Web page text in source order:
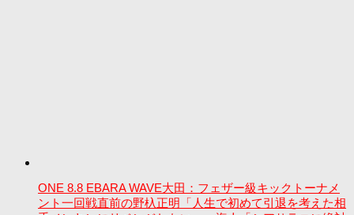
ONE 8.8 EBARA WAVE大田：フェザー級キックトーナメ
ント一回戦直前の野杁正明「人生で初めて引退を考えた相